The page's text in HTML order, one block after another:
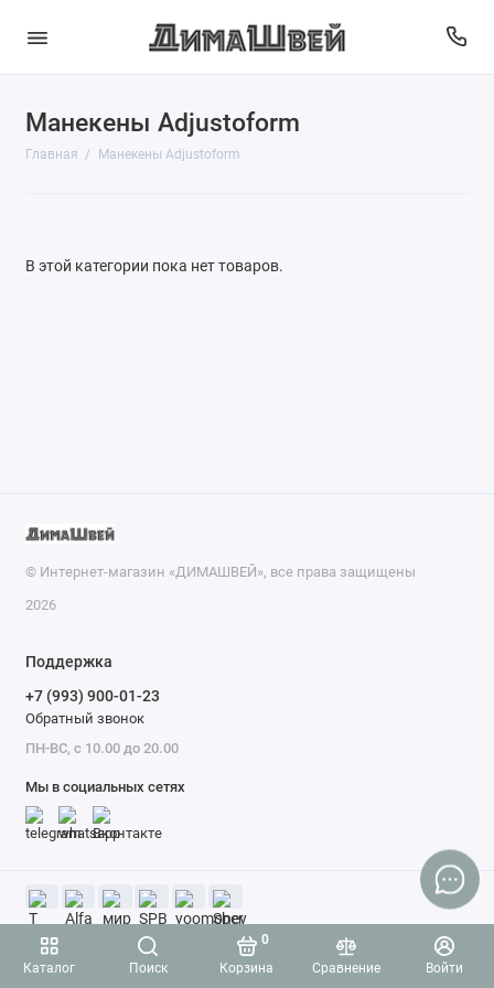
Каталог Поиск Корзина
0
Сравнение
Войти
Манекены Adjustoform
Главная Манекены Adjustoform
В этой категории пока нет товаров.
© Интернет-магазин «ДИМАШВЕЙ», все права защищены
2026
Поддержка
+7 (993) 900-01-23
Обратный звонок
ПН-ВС, с 10.00 до 20.00
Мы в социальных сетях